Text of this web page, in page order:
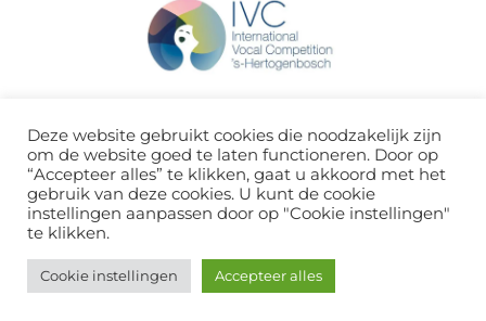
Deze website gebruikt cookies die noodzakelijk zijn
om de website goed te laten functioneren. Door op
“Accepteer alles” te klikken, gaat u akkoord met het
gebruik van deze cookies. U kunt de cookie
instellingen aanpassen door op "Cookie instellingen"
te klikken.
Cookie instellingen Accepteer alles